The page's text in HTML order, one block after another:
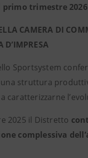
trimestre
CAMERA DI
D’IMPRESA
Sportsystem
struttura
caratterizzarne
2025 il Distretto
complessiva